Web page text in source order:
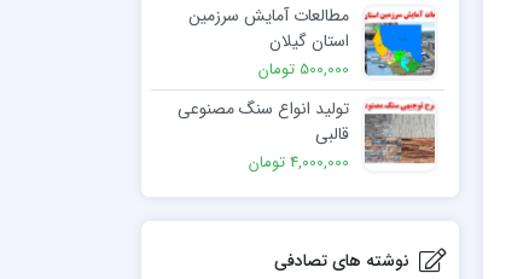
مطالعات آمایش سرزمین
استان گیلان
500,000 تومان
تولید انواع سنگ مصنوعی
قالبی
4,000,000 تومان
نوشته های تصادفی